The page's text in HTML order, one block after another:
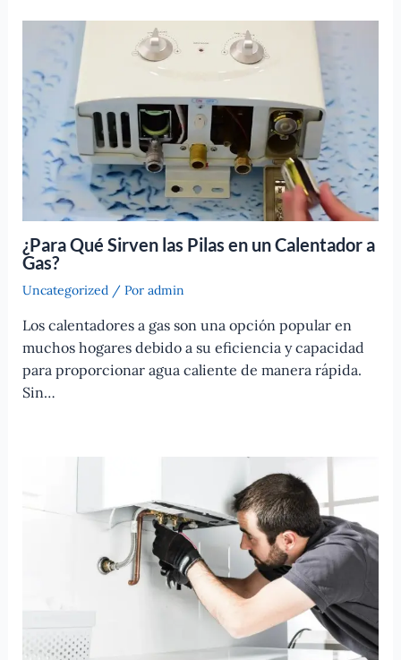
¿Para Qué Sirven las Pilas en un Calentador a
Gas?
Uncategorized/ Por admin
Los calentadores a gas son una opción popular en
muchos hogares debido a su eficiencia y capacidad
para proporcionar agua caliente de manera rápida.
Sin…